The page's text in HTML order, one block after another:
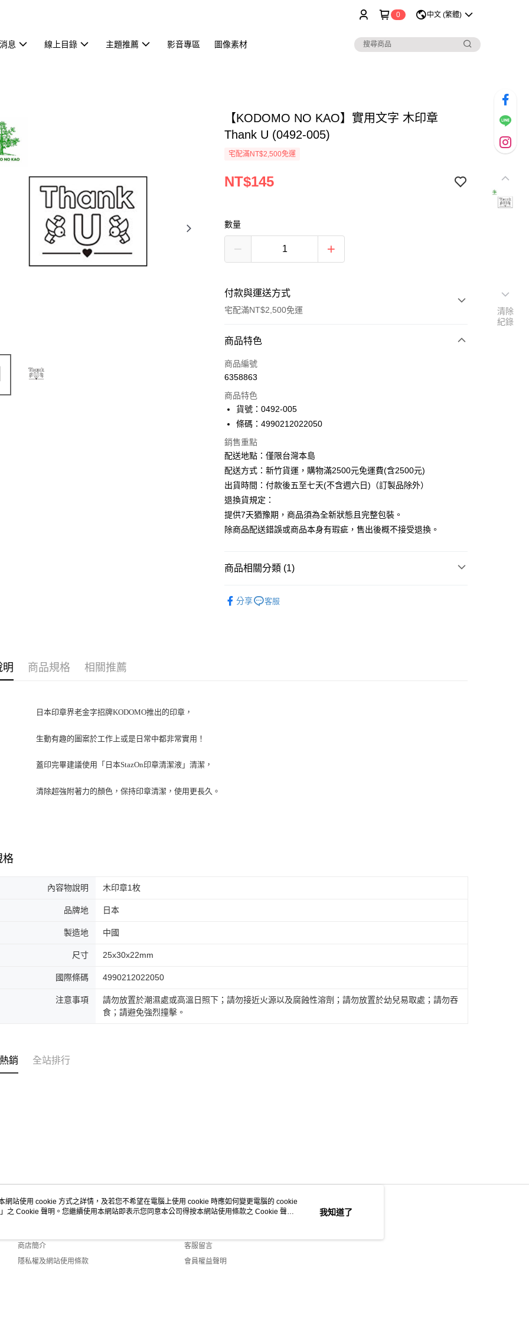
0 中文 (繁體)
息 線上目錄 主題推薦 影音專區 圖像素材
【KODOMO NO KAO】實用文字 木印章
Thank U (0492-005)
宅配滿NT$2,500免運
NT$145
數量
付款與運送方式
宅配滿NT$2,500免運
付款方式
信用卡一次付款
街口支付
悠遊付
ATM付款
運送方式
下單前請先詢問庫存
每筆NT$130，滿NT$2,500(含以上)免運費
商品特色
商品編號
6358863
商品特色
貨號：0492-005
條碼：4990212022050
銷售重點
配送地點：僅限台灣本島
配送方式：新竹貨運，購物滿2500元免運費(含2500元)
出貨時間：付款後五至七天(不含週六日)（訂製品除外）
退換貨規定：
提供7天猶豫期，商品須為全新狀態且完整包裝。
除商品配送錯誤或商品本身有瑕疵，售出後概不接受退換。
商品相關分類 (1)
分享
客服
明 商品規格 相關推薦
日本印章界老金字招牌KODOMO推出的印章，
生動有趣的圖案於工作上或是日常中都非常實用！
蓋印完畢建議使用「日本StazOn印章清潔液」清潔，
清除超強附著力的顏色，保持印章清潔，使用更長久。
格
內容物說明 木印章1枚
品牌地 日本
製造地 中國
尺寸 25x30x22mm
國際條碼 4990212022050
注意事項
請勿放置於潮濕處或高溫日照下；請勿接近火源以及腐蝕性溶劑；請勿放置於幼兒易取處；請勿吞
食；請避免強烈撞擊。
銷 全站排行
關於我們
商店簡介
隱私權及網站使用條款
客服資訊
客服留言
會員權益聲明
清除
紀錄
網站使用 cookie 方式之詳情，及若您不希望在電腦上使用 cookie 時應如何變更電腦的 cookie
」之 Cookie 聲明。您繼續使用本網站即表示您同意本公司得按本網站使用條款之 Cookie 聲明
我知道了